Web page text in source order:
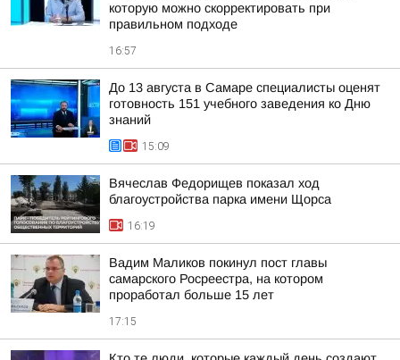
которую можно скорректировать при
правильном подходе
16:57
До 13 августа в Самаре специалисты оценят
готовность 151 учебного заведения ко Дню
знаний
15:09
Вячеслав Федорищев показал ход
благоустройства парка имени Щорса
16:19
Вадим Маликов покинул пост главы
самарского Росреестра, на котором
проработал больше 15 лет
17:15